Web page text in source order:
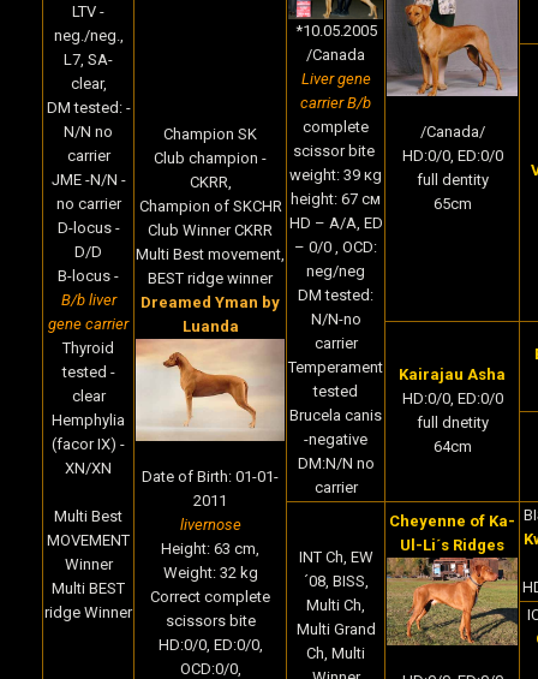
LTV -
neg./neg.,
L7, SA-
clear,
DM tested: -
N/N no
carrier
JME -N/N -
no carrier
D-locus -
D/D
B-locus -
B/b liver
gene carrier
Thyroid
tested -
clear
Hemphylia
(facor IX) -
XN/XN
Multi Best
MOVEMENT
Winner
Multi BEST
ridge Winner
Champion SK
Club champion -
CKRR,
Champion of SKCHR
Club Winner CKRR
Multi Best movement,
BEST ridge winner
Dreamed Yman by
Luanda
Date of Birth: 01-01-
2011
livernose
Height: 63 cm,
Weight: 32 kg
Correct complete
scissors bite
HD:0/0, ED:0/0,
OCD:0/0,
*10.05.2005
/Canada
Liver gene
carrier B/b
complete
scissor bite
weight: 39 кg
height: 67 cм
HD – A/A, ED
– 0/0 , OCD:
neg/neg
DM tested:
N/N-no
carrier
Temperament
tested
Brucela canis
-negative
DM:N/N no
carrier
/Canada/
HD:0/0, ED:0/0
full dentity
65cm
Kairajau Asha
HD:0/0, ED:0/0
full dnetity
64cm
INT Ch, EW
´08, BISS,
Multi Ch,
Multi Grand
Ch, Multi
Cheyenne of Ka-
Ul-Li´s Ridges